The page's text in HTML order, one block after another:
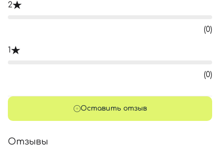
2
(0)
1
(0)
Оставить отзыв
Отзывы